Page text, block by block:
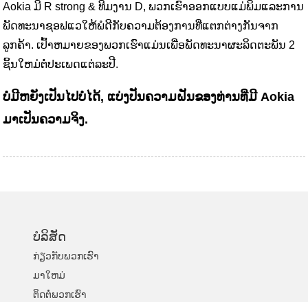
Aokia ມີ R strong & ທີມງານ D, ພວກເຮົາອອກແບບແມ່ພິມແລະການ
ພັດທະນາຊອຟແວໃຫ້ພໍດີກັບຄວາມຕ້ອງການທີ່ແຕກຕ່າງກັນຈາກ
ລູກຄ້າ. ເປົ້າຫມາຍຂອງພວກເຮົາແມ່ນເພື່ອພັດທະນາຜະລິດຕະພັນ 2
ຊິ້ນໃຫມ່ຕໍ່ປະເພດແຕ່ລະປີ.
ບໍ່ມີຫຍັງເປັນໄປບໍ່ໄດ້, ແບ່ງປັນຄວາມຝັນຂອງທ່ານທີ່ມີ Aokia
ມາເປັນຄວາມຈິງ.
ບໍລິສັດ
ກ່ຽວ​ກັບ​ພວກ​ເຮົາ
ມາໃຫມ່
ຕິດ​ຕໍ່​ພວກ​ເຮົາ